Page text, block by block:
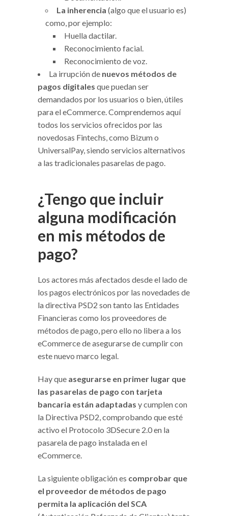
La inherencia (algo que el usuario es)
como, por ejemplo:
Huella dactilar.
Reconocimiento facial.
Reconocimiento de voz.
La irrupción de nuevos métodos de
pagos digitales que puedan ser
demandados por los usuarios o bien, útiles
para el eCommerce. Comprendemos aquí
todos los servicios ofrecidos por las
novedosas Fintechs, como Bizum o
UniversalPay, siendo servicios alternativos
a las tradicionales pasarelas de pago.
¿Tengo que incluir
alguna modificación
en mis métodos de
pago?
Los actores más afectados desde el lado de
los pagos electrónicos por las novedades de
la directiva PSD2 son tanto las Entidades
Financieras como los proveedores de
métodos de pago, pero ello no libera a los
eCommerce de asegurarse de cumplir con
este nuevo marco legal.
Hay que asegurarse en primer lugar que
las pasarelas de pago con tarjeta
bancaria están adaptadas y cumplen con
la Directiva PSD2, comprobando que esté
activo el Protocolo 3DSecure 2.0 en la
pasarela de pago instalada en el
eCommerce.
La siguiente obligación es comprobar que
el proveedor de métodos de pago
permita la aplicación del SCA